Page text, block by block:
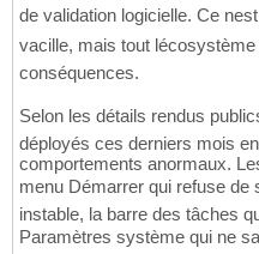
de validation logicielle. Ce
vacille, mais tout
conséquences.
Selon les détails rendus
déployés ces derniers mois
comportements anormaux.
menu Démarrer qui refuse de
instable, la barre des tâches
Paramètres système qui ne